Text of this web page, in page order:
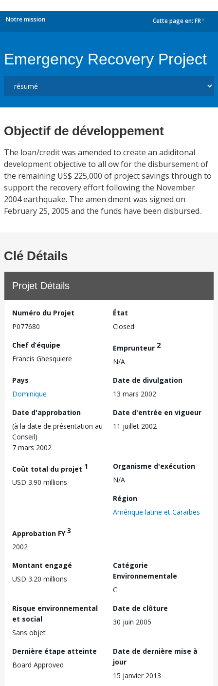
Notre mission Cette page en: FR
Emergency Recovery Project
Objectif de développement
The loan/credit was amended to create an adiditonal
development objective to all ow for the disbursement of
the remaining US$ 225,000 of project savings through to
support the recovery effort following the November
2004 earthquake. The amen dment was signed on
February 25, 2005 and the funds have been disbursed.
Clé Détails
Projet Détails
Numéro du Projet
P077680
État
Closed
Chef d’équipe
Francis Ghesquiere
Emprunteur 2
N/A
Pays
Dominique
Date de divulgation
13 mars 2002
Date d'approbation
(à la date de présentation au
Conseil)
7 mars 2002
Date d'entrée en vigueur
11 juillet 2002
Coût total du projet 1
USD 3.90 millions
Organisme d'exécution
N/A
Région
Amérique latine et Caraïbes
Approbation FY3
2002
Montant engagé
USD 3.20 millions
Catégorie
Environnementale
C
Risque environnemental
et social
Sans objet
Date de clôture
30 juin 2005
Dernière étape atteinte
Board Approved
Date de dernière mise à
jour
15 janvier 2013